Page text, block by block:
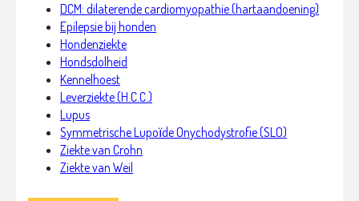
DCM: dilaterende cardiomyopathie (hartaandoening)
Epilepsie bij honden
Hondenziekte
Hondsdolheid
Kennelhoest
Leverziekte (H.C.C.)
Lupus
Symmetrische Lupoїde Onychodystrofie (SLO)
Ziekte van Crohn
Ziekte van Weil